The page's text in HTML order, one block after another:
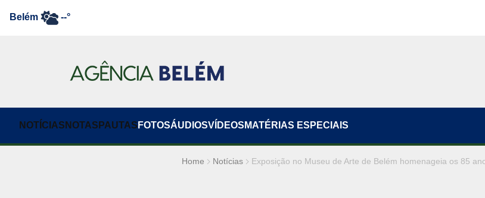
Belém --°
NOTÍCIAS NOTAS PAUTAS FOTOSÁUDIOSVÍDEOS MATÉRIAS ESPECIAIS
Home Notícias Exposição no Museu de Arte de Belém homenageia os 85